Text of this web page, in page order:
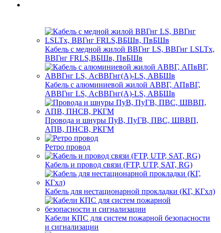
Кабель с медной жилой ВВГнг LS, ВВГнг LSLTx,
ВВГнг FRLS,ВБШв, ПвБШв
Кабель с алюминиевой жилой АВВГ, АПвВГ,
АВВГнг LS, АсВВГнг(А)-LS, АВБШв
Провода и шнуры ПуВ, ПуГВ, ПВС, ШВВП,
АПВ, ПНСВ, РКГМ
Ретро провод
Кабель и провод связи (FTP, UTP, SAT, RG)
Кабель для нестационарной прокладки (КГ, КГхл)
Кабели КПС для систем пожарной безопасности
и сигнализации